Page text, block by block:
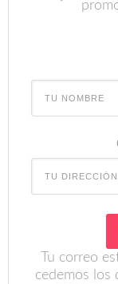
Tu correo
cedemos los